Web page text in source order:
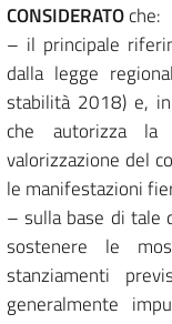
CONSIDERATOche:
– il principale
dalla legge
stabilità 2018) e,
che autorizza la
valorizzazione del
le manifestazioni
– sulla base di tale
sostenere le
stanziamenti
generalmente